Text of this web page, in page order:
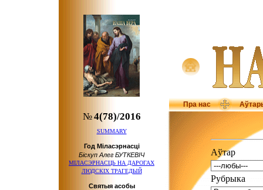
Пра нас
№4(78)/2016
SUMMARY
Год Міласэрнасці
Біскуп Алег БУТКЕВІЧ
МІЛАСЭРНАСЦЬ НА ДАРОГАХ
ЛЮДСКІХ ТРАГЕДЫЙ
Святыя асобы
Аўтар
Рубрыка